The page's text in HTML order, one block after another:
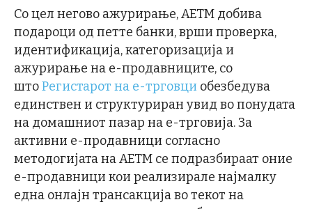
Со цел негово ажурирање, АЕТМ добива
подароци од петте банки, врши проверка,
идентификација, категоризација и
ажурирање на е-продавниците, со
штоРегистарот на е-трговци обезбедува
единствен и структуриран увид во понудата
на домашниот пазар на е-трговија. За
активни е-продавници согласно
методогијата на АЕТМ се подразбираат оние
е-продавници кои реализирале најмалку
една онлајн трансакција во текот на